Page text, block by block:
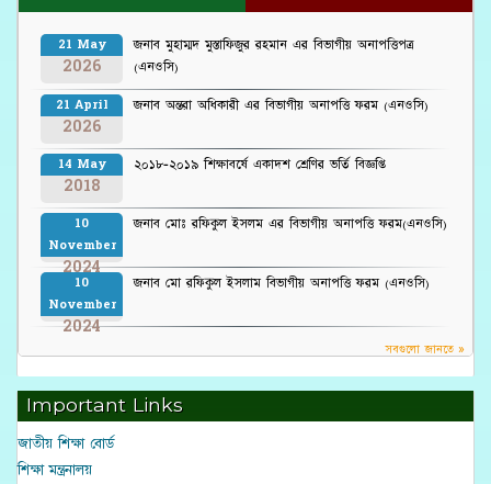
21 May
2026
জনাব মুহাম্মদ মুস্তাফিজুর রহমান এর বিভাগীয় অনাপত্তিপত্র
(এনওসি)
21 April
2026
জনাব অন্তরা অধিকারী এর বিভাগীয় অনাপত্তি ফরম (এনওসি)
14 May
2018
২০১৮-২০১৯ শিক্ষাবর্ষে একাদশ শ্রেণির ভর্তি বিজ্ঞপ্তি
10
November
2024
জনাব মোঃ রফিকুল ইসলম এর বিভাগীয় অনাপত্তি ফরম(এনওসি)
10
November
2024
জনাব মো রফিকুল ইসলাম বিভাগীয় অনাপত্তি ফরম (এনওসি)
সবগুলো জানতে »
Important Links
জাতীয় শিক্ষা বোর্ড
শিক্ষা মন্ত্রনালয়